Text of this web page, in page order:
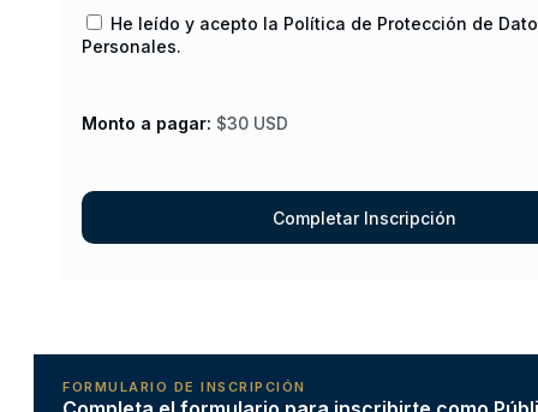
He leído y acepto la Política de Protección de
Personales.
Monto a pagar: $30 USD
FORMULARIO DE INSCRIPCIÓN